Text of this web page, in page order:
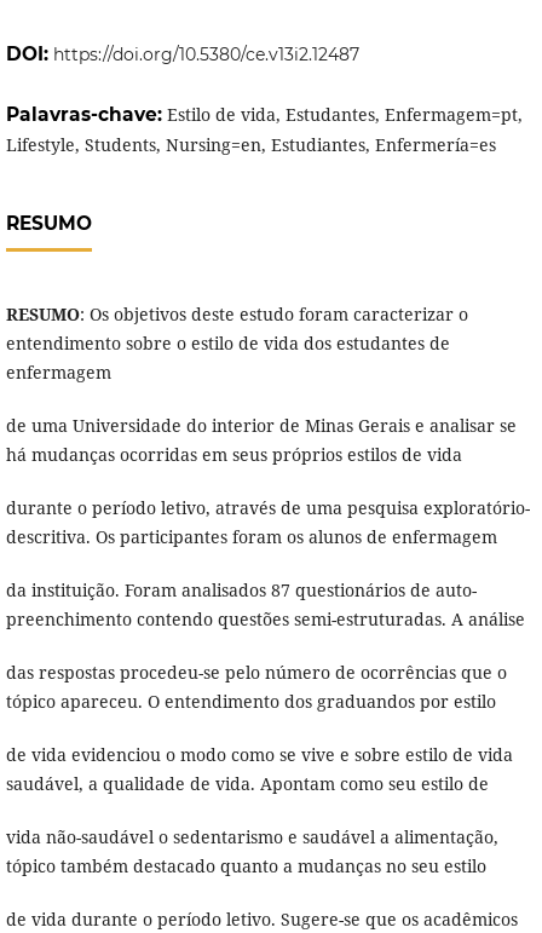
DOI: https://doi.org/10.5380/ce.v13i2.12487
Palavras-chave: Estilo de vida, Estudantes, Enfermagem=pt,
Lifestyle, Students, Nursing=en, Estudiantes, Enfermería=es
RESUMO
RESUMO: Os objetivos deste estudo foram caracterizar o
entendimento sobre o estilo de vida dos estudantes de
enfermagem
de uma Universidade do interior de Minas Gerais e analisar se
há mudanças ocorridas em seus próprios estilos de vida
durante o período letivo, através de uma pesquisa exploratório-
descritiva. Os participantes foram os alunos de enfermagem
da instituição. Foram analisados 87 questionários de auto-
preenchimento contendo questões semi-estruturadas. A análise
das respostas procedeu-se pelo número de ocorrências que o
tópico apareceu. O entendimento dos graduandos por estilo
de vida evidenciou o modo como se vive e sobre estilo de vida
saudável, a qualidade de vida. Apontam como seu estilo de
vida não-saudável o sedentarismo e saudável a alimentação,
tópico também destacado quanto a mudanças no seu estilo
de vida durante o período letivo. Sugere-se que os acadêmicos